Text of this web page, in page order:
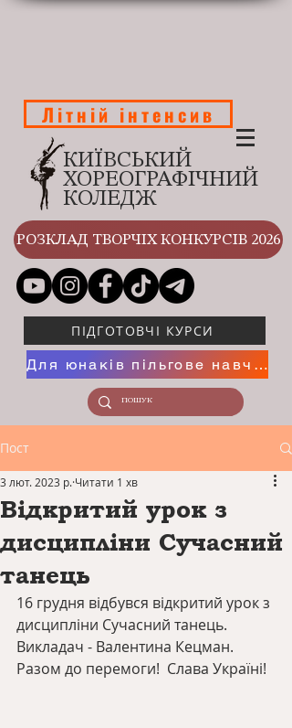
КИЇВСЬКИЙ
ХОРЕОГРАФІЧНИЙ
КОЛЕДЖ
Літній інтенсив
РОЗКЛАД ТВОРЧІХ КОНКУРСІВ 2026
ПІДГОТОВЧІ КУРСИ
Для юнаків пільгове навчання
Пост
Відкритий урок з
дисципліни Сучасний
танець
3 лют. 2023 р. Читати 1 хв
16 грудня відбувся відкритий урок з
дисципліни Сучасний танець.
Викладач - Валентина Кецман.
Разом до перемоги!  Слава Україні!